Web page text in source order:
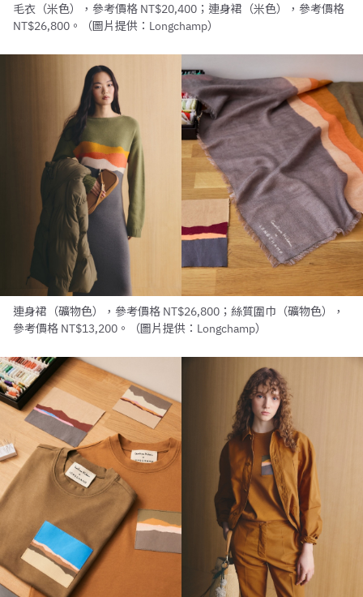
毛衣（米色），參考價格 NT$20,400；連身裙（米色），參考價格
NT$26,800。（圖片提供：Longchamp）
連身裙（礦物色），參考價格 NT$26,800；絲質圍巾（礦物色），
參考價格 NT$13,200。（圖片提供：Longchamp）